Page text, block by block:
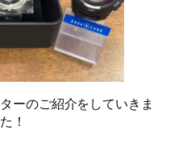
ーのご紹介をしていきま
！